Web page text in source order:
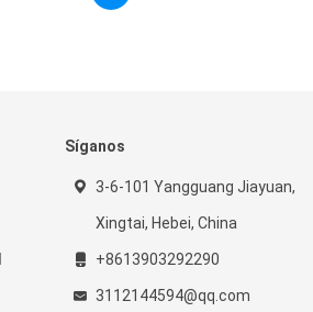
Síganos
3-6-101 Yangguang Jiayuan,
Xingtai, Hebei, China
+8613903292290
3112144594@qq.com